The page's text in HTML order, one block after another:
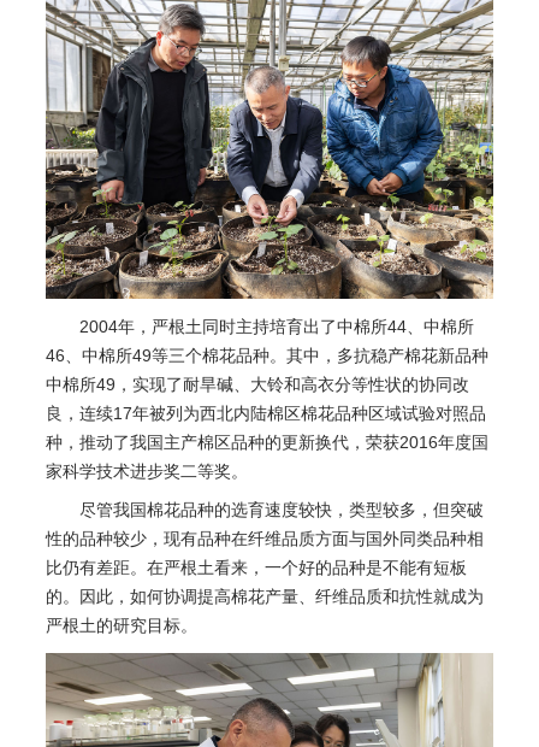
2004年，严根土同时主持培育出了中棉所44、中棉所
46、中棉所49等三个棉花品种。其中，多抗稳产棉花新品种
中棉所49，实现了耐旱碱、大铃和高衣分等性状的协同改
良，连续17年被列为西北内陆棉区棉花品种区域试验对照品
种，推动了我国主产棉区品种的更新换代，荣获2016年度国
家科学技术进步奖二等奖。
尽管我国棉花品种的选育速度较快，类型较多，但突破
性的品种较少，现有品种在纤维品质方面与国外同类品种相
比仍有差距。在严根土看来，一个好的品种是不能有短板
的。因此，如何协调提高棉花产量、纤维品质和抗性就成为
严根土的研究目标。